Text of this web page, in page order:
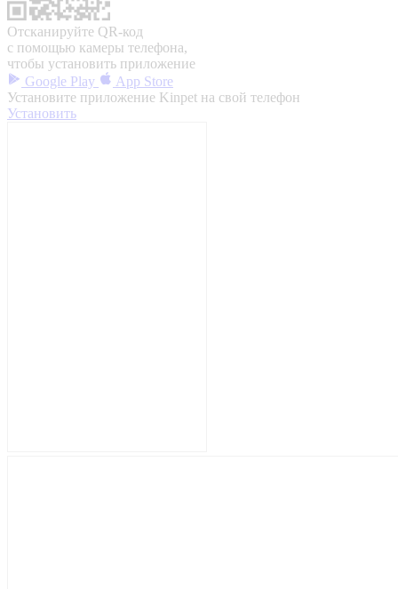
Отсканируйте QR-код
с помощью камеры телефона,
чтобы установить приложение
Google Play
App Store
Установите приложение Kinpet на свой телефон
Установить